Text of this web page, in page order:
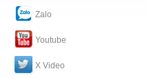
Zalo
Youtube
X Video